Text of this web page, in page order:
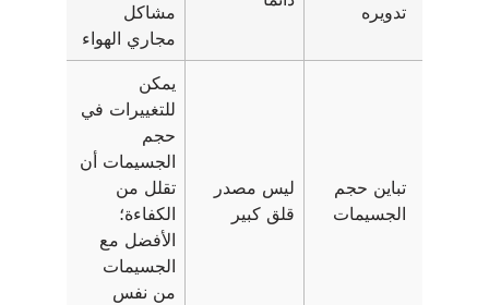
تدويره
مشاكل
مجاري الهواء
تباين حجم
الجسيمات
ليس مصدر
قلق كبير
يمكن
للتغييرات في
حجم
الجسيمات أن
تقلل من
الكفاءة؛
الأفضل مع
الجسيمات
من نفس